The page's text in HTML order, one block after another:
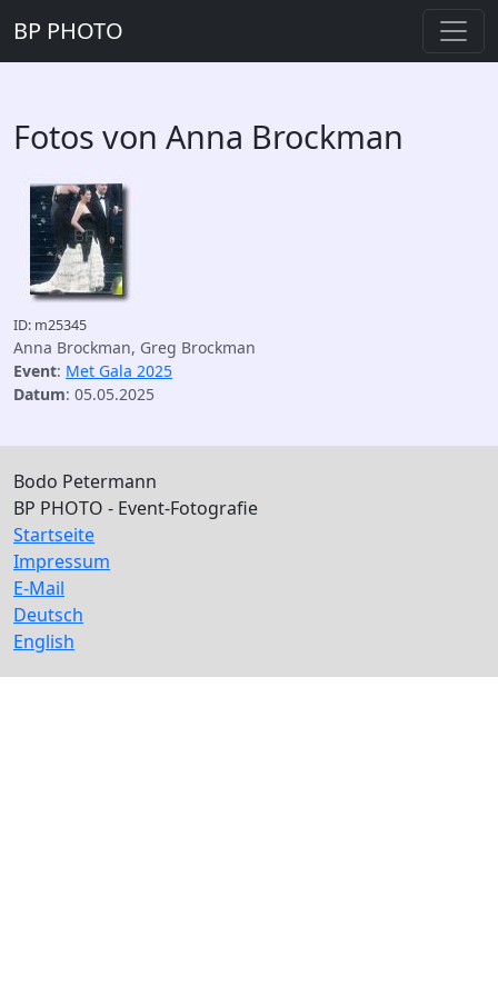
BP PHOTO
Fotos von Anna Brockman
ID: m25345
Anna Brockman, Greg Brockman
Event: Met Gala 2025
Datum: 05.05.2025
Bodo Petermann
BP PHOTO - Event-Fotografie
Startseite
Impressum
E-Mail
Deutsch
English